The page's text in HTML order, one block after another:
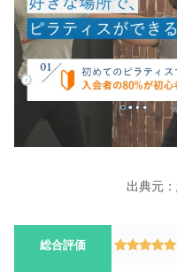
出典元：
総合評価